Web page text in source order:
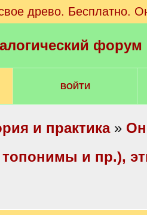
древо. Бесплатно.
ВОЙТИ
и практика»
и пр.),